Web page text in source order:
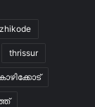
thrissur